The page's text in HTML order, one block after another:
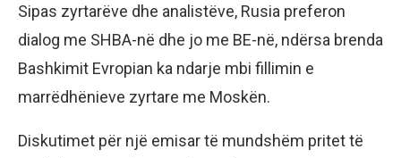
Sipas zyrtarëve dhe analistëve, Rusia preferon
dialog me SHBA-në dhe jo me BE-në, ndërsa brenda
Bashkimit Evropian ka ndarje mbi fillimin e
marrëdhënieve zyrtare me Moskën.
Diskutimet për një emisar të mundshëm pritet të